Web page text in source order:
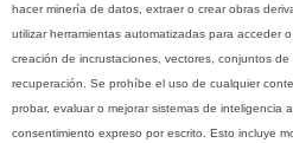
hacer minería de datos, extraer o crear obras
utilizar herramientas automatizadas para acceder
creación de incrustaciones, vectores, conjuntos
recuperación. Se prohíbe el uso de cualquier
probar, evaluar o mejorar sistemas de inteligencia
consentimiento expreso por escrito. Esto incluye